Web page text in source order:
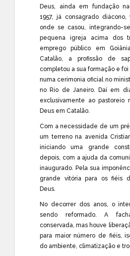
Deus, ainda em fundação
1957, já consagrado
onde se casou, integrando-
pequena igreja acima dos
emprego público em
Catalão, a profissão de
completou a sua formação e
numa cerimonia oficial no
no Rio de Janeiro. Daí em
exclusivamente ao pastoreio
Deus em Catalão.
Com a necessidade de um
um terreno na avenida
iniciando uma grande
depois, com a ajuda da
inaugurado. Pela sua
grande vitória para os fiéis
Deus.
No decorrer dos anos, o
sendo reformado. A
conservada, mas houve
para maior número de fiéis,
do ambiente, climatização e